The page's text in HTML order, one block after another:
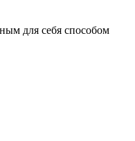
для себя способом